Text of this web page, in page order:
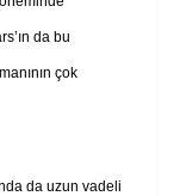
da bu
çok
da uzun vadeli